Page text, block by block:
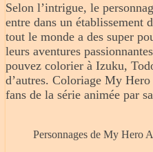
Selon l’intrigue, le
entre dans un établissement
tout le monde a des super
leurs aventures
pouvez colorier à Izuku,
d’autres. Coloriage My
fans de la série animée par
Personnages de My Hero